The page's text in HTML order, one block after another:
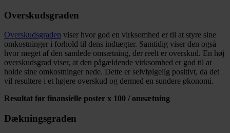
Overskudsgraden
Overskudsgraden viser hvor god en virksomhed er til at styre sine
omkostninger i forhold til dens indtægter. Samtidig viser den også
hvor meget af den samlede omsætning, der reelt er overskud. En høj
overskudsgrad viser, at den pågældende virksomhed er god til at
holde sine omkostninger nede. Dette er selvfølgelig positivt, da det
vil resultere i et højere overskud og dermed en sundere økonomi.
Resultat før finansielle poster x 100 / omsætning
Dækningsgraden